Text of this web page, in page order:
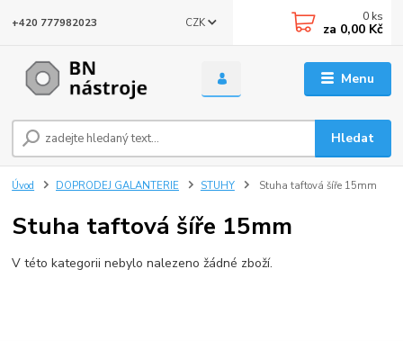
Menu
CZK
Hledat
+420 777982023 0 ks
za 0,00 Kč
Úvod DOPRODEJ GALANTERIE STUHY Stuha taftová šíře 15mm
Stuha taftová šíře 15mm
V této kategorii nebylo nalezeno žádné zboží.